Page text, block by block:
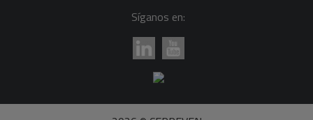
Síganos en: